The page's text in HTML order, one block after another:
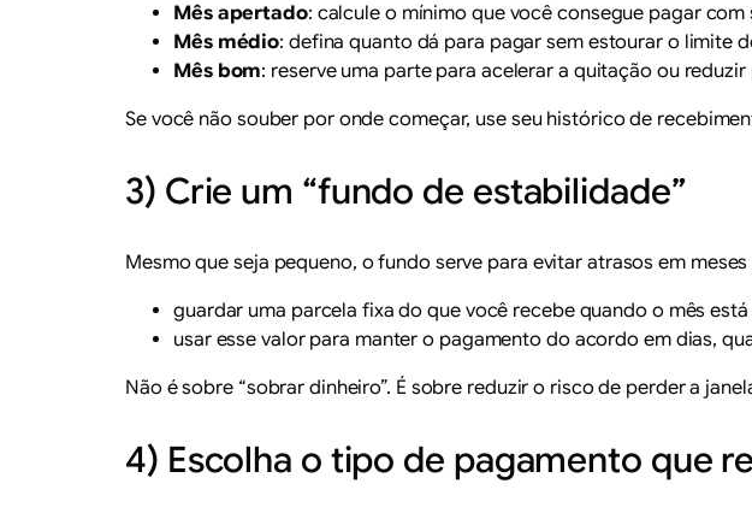
Mês apertado: calcule o mínimo que você consegue pagar
Mês médio: defina quanto dá para pagar sem estourar o limite
Mês bom: reserve uma parte para acelerar a quitação ou
Se você não souber por onde começar, use seu histórico de
3) Crie um “fundo de estabilidade”
Mesmo que seja pequeno, o fundo serve para evitar atrasos em meses
guardar uma parcela fixa do que você recebe quando o mês
usar esse valor para manter o pagamento do acordo em dias,
Não é sobre “sobrar dinheiro”. É sobre reduzir o risco de perder a
4) Escolha o tipo de pagamento que